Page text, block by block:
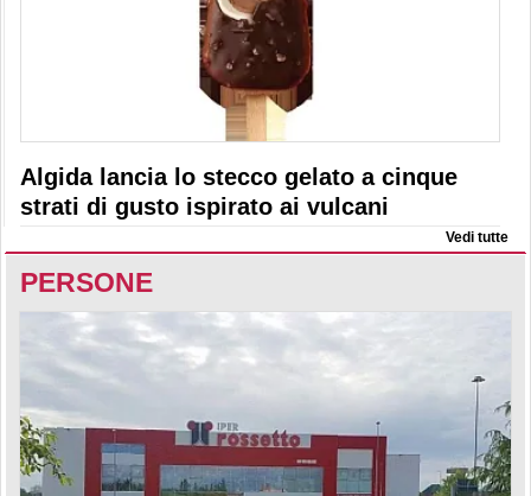
Algida lancia lo stecco gelato a cinque
strati di gusto ispirato ai vulcani
Vedi tutte
PERSONE